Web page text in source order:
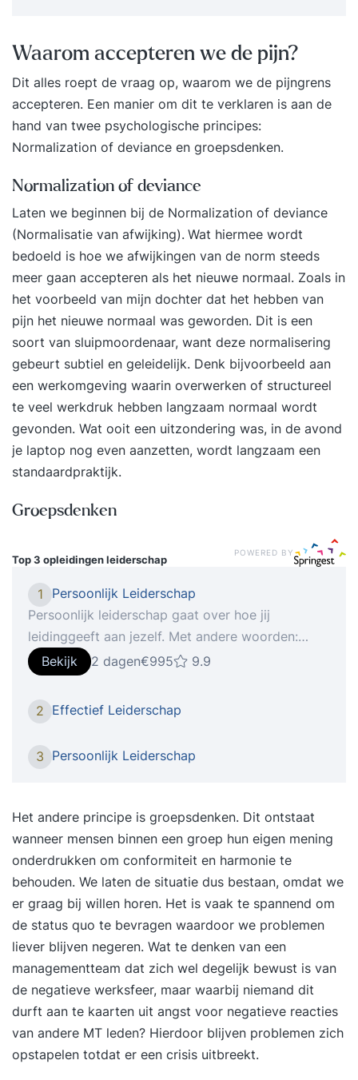
Waarom accepteren we de pijn?
Dit alles roept de vraag op, waarom we de pijngrens
accepteren. Een manier om dit te verklaren is aan de
hand van twee psychologische principes:
Normalization of deviance en groepsdenken.
Normalization of deviance
Laten we beginnen bij de Normalization of deviance
(Normalisatie van afwijking). Wat hiermee wordt
bedoeld is hoe we afwijkingen van de norm steeds
meer gaan accepteren als het nieuwe normaal. Zoals in
het voorbeeld van mijn dochter dat het hebben van
pijn het nieuwe normaal was geworden. Dit is een
soort van sluipmoordenaar, want deze normalisering
gebeurt subtiel en geleidelijk. Denk bijvoorbeeld aan
een werkomgeving waarin overwerken of structureel
te veel werkdruk hebben langzaam normaal wordt
gevonden. Wat ooit een uitzondering was, in de avond
je laptop nog even aanzetten, wordt langzaam een
standaardpraktijk.
Groepsdenken
Top 3 opleidingenleiderschap
POWERED BY
1
Persoonlijk Leiderschap
Persoonlijk leiderschap gaat over hoe jij
leidinggeeft aan jezelf. Met andere woorden:
“Hoe haal jij het meeste uit jezelf?”. Dit kan gaan
van het doelgericht en zelfverzekerd houden van
gesprekken tot aan het effectief indelen van je
eigen tijd. Minder energie uitgeven aan meer
leidt tot zelfreflectie, deze momenten gebruik je
Dat stopt niet na de training, je krijgt de juiste
mindset en tools om dit blijvend op jezelf toe te
passen. Deze training is afgestemd op jouw
behoeften en wordt individueel gegeven. We
bekijken jouw situatie en niveau en passen ons
programma op jou aan. Jij bent uniek en hebt
waarschijnlijk nét iets anders nodig dan een
ander. Vraagstukken die we in de training
beantwoorden zijn bijvoorbeeld: Hoe verhoog ik
mijn productiviteit? Hoe houd ik meer energie
over? Hoe zorg ik voor een gevoel van
zelfverzekerdheid en rust bij mezelf? En hoe blijf
ik mezelf ontwikkelen? In het vrijblijvende
Bekijk 2 dagen€995 9.9
2 Effectief Leiderschap
3 Persoonlijk Leiderschap
Het andere principe is groepsdenken. Dit ontstaat
wanneer mensen binnen een groep hun eigen mening
onderdrukken om conformiteit en harmonie te
behouden. We laten de situatie dus bestaan, omdat we
er graag bij willen horen. Het is vaak te spannend om
de status quo te bevragen waardoor we problemen
liever blijven negeren. Wat te denken van een
managementteam dat zich wel degelijk bewust is van
de negatieve werksfeer, maar waarbij niemand dit
durft aan te kaarten uit angst voor negatieve reacties
van andere MT leden? Hierdoor blijven problemen zich
opstapelen totdat er een crisis uitbreekt.